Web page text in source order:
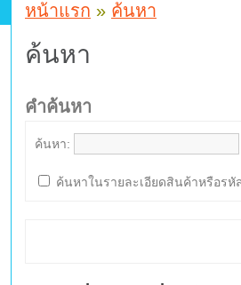
หน้าแรก » ค้นหา
ค้นหา
คำค้นหา
ค้นหา:
ค้นหาในรายละเอียดสินค้าหรือรหั